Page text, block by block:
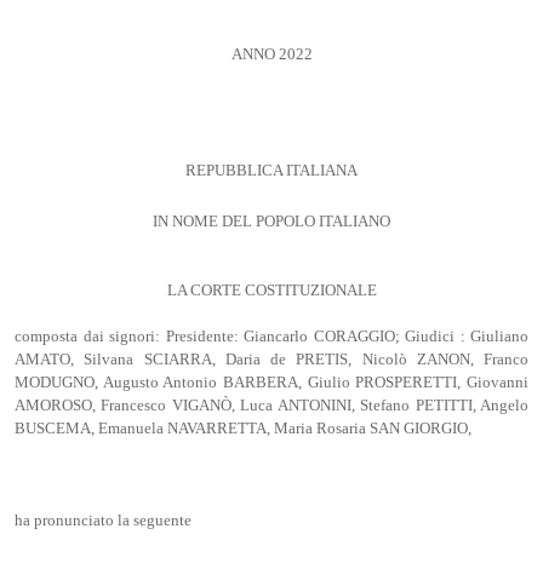
ANNO 2022
REPUBBLICA ITALIANA
IN NOME DEL POPOLO ITALIANO
LA CORTE COSTITUZIONALE
composta dai signori: Presidente: Giancarlo CORAGGIO; Giudici : Giuliano
AMATO, Silvana SCIARRA, Daria de PRETIS, Nicolò ZANON, Franco
MODUGNO, Augusto Antonio BARBERA, Giulio PROSPERETTI, Giovanni
AMOROSO, Francesco VIGANÒ, Luca ANTONINI, Stefano PETITTI, Angelo
BUSCEMA, Emanuela NAVARRETTA, Maria Rosaria SAN GIORGIO,
ha pronunciato la seguente